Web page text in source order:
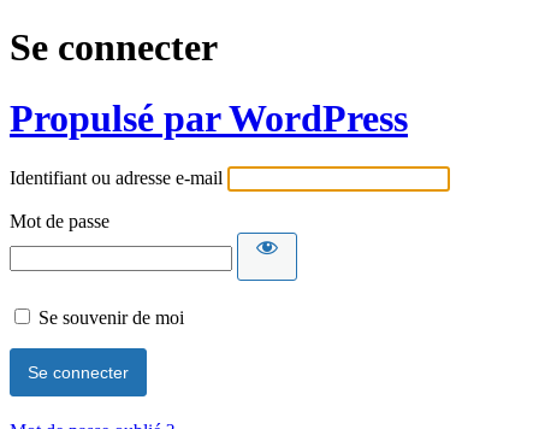
Se connecter
Propulsé par WordPress
Identifiant ou adresse e-mail
Mot de passe
Se souvenir de moi